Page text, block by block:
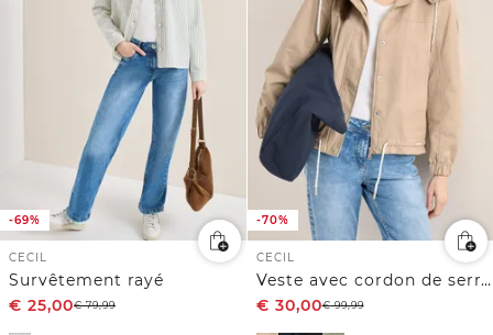
-69%
CECIL
Survêtement rayé
€ 25,00€79,99
-70%
CECIL
Veste avec cordon de serrage
€ 30,00€99,99